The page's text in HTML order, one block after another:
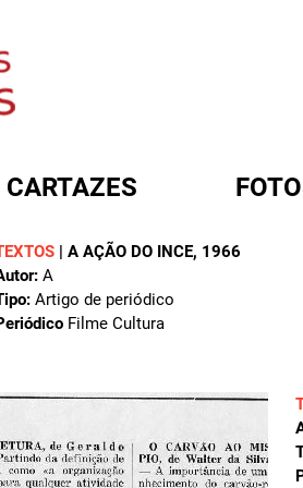
CARTAZES
| A AÇÃO DO INCE, 1966
A
Artigo de periódico
Filme Cultura
DE BUSCA